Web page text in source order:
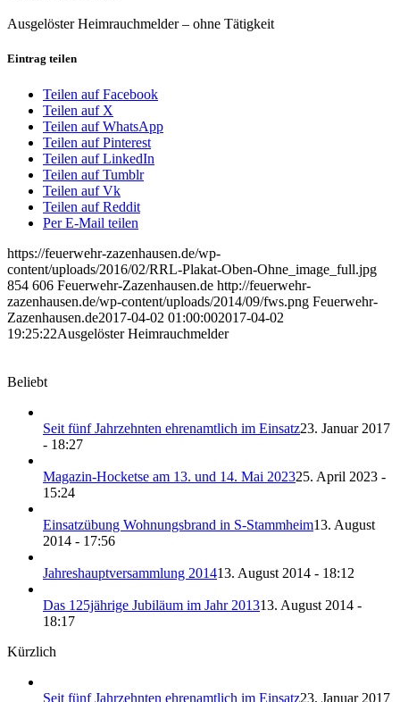
Ausgelöster Heimrauchmelder – ohne Tätigkeit
Eintrag teilen
Teilen auf Facebook
Teilen auf X
Teilen auf WhatsApp
Teilen auf Pinterest
Teilen auf LinkedIn
Teilen auf Tumblr
Teilen auf Vk
Teilen auf Reddit
Per E-Mail teilen
https://feuerwehr-zazenhausen.de/wp-
content/uploads/2016/02/RRL-Plakat-Oben-Ohne_image_full.jpg
854 606 Feuerwehr-Zazenhausen.de http://feuerwehr-
zazenhausen.de/wp-content/uploads/2014/09/fws.png Feuerwehr-
Zazenhausen.de2017-04-02 01:00:002017-04-02
19:25:22Ausgelöster Heimrauchmelder
Beliebt
Seit fünf Jahrzehnten ehrenamtlich im Einsatz23. Januar 2017
- 18:27
Magazin-Hocketse am 13. und 14. Mai 202325. April 2023 -
15:24
Einsatzübung Wohnungsbrand in S-Stammheim13. August
2014 - 17:56
Jahreshauptversammlung 201413. August 2014 - 18:12
Das 125jährige Jubiläum im Jahr 201313. August 2014 -
18:17
Kürzlich
Seit fünf Jahrzehnten ehrenamtlich im Einsatz23. Januar 2017